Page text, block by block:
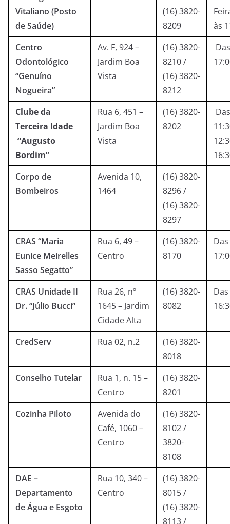
Vitaliano (Posto
de Saúde)
(16) 3820-
8209
às
Centro
Odontológico
“Genuíno
Nogueira”
Av. F, 924 –
Jardim Boa
Vista
(16) 3820-
8210 /
(16) 3820-
8212
Clube da
Terceira Idade
“Augusto
Bordim”
Rua 6, 451 –
Jardim Boa
Vista
(16) 3820-
8202
Corpo de
Bombeiros
Avenida 10,
1464
(16) 3820-
8296 /
(16) 3820-
8297
CRAS “Maria
Eunice Meirelles
Sasso Segatto”
Rua 6, 49 –
Centro
(16) 3820-
8170
CRAS Unidade II
Dr. “Júlio Bucci”
Rua 26, nº
1645 – Jardim
Cidade Alta
(16) 3820-
8082
CredServ Rua 02, n.2
(16) 3820-
8018
Conselho Tutelar
Rua 1, n. 15 –
Centro
(16) 3820-
8201
Cozinha Piloto
Avenida do
Café, 1060 –
Centro
(16) 3820-
8102 /
3820-
8108
DAE –
Departamento
de Água e Esgoto
Rua 10, 340 –
Centro
(16) 3820-
8015 /
(16) 3820-
8113 /